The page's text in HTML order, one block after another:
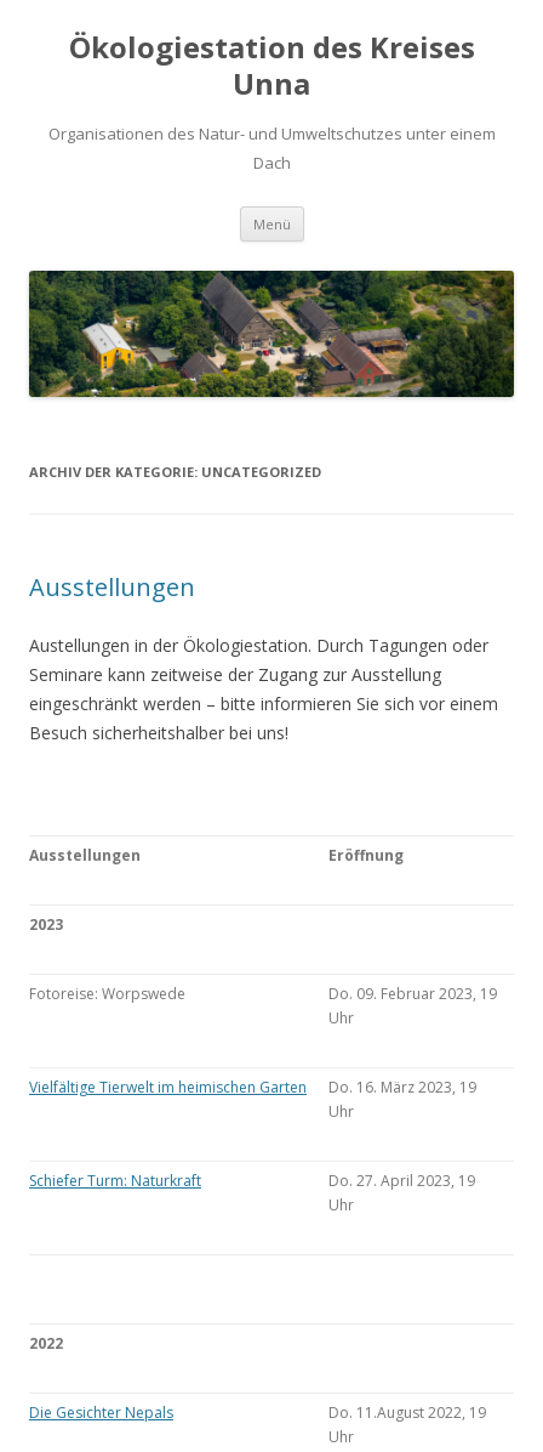
Ökologiestation des Kreises
Unna
Organisationen des Natur- und Umweltschutzes unter einem
Dach
Menü Zum
springen
ARCHIV DER KATEGORIE: UNCATEGORIZED
Ausstellungen
Austellungen in der Ökologiestation. Durch Tagungen oder
Seminare kann zeitweise der Zugang zur Ausstellung
eingeschränkt werden – bitte informieren Sie sich vor einem
Besuch sicherheitshalber bei uns!
Ausstellungen Eröffnung
2023
Fotoreise: Worpswede
Do. 09. Februar 2023, 19
Uhr
Vielfältige Tierwelt im heimischen Garten
Do. 16. März 2023, 19
Uhr
Schiefer Turm: Naturkraft
Do. 27. April 2023, 19
Uhr
2022
Die Gesichter Nepals
Do. 11.August 2022, 19
Uhr